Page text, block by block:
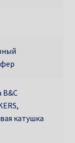
B&C
катушка